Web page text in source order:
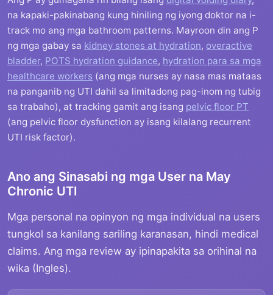
na kapaki-pakinabang kung hiniling ng iyong doktor na i-
track mo ang mga bathroom patterns. Mayroon din ang P
ng mga gabay sa kidney stones at hydration, overactive
bladder, POTS hydration guidance, hydration para sa mga
healthcare workers (ang mga nurses ay nasa mas mataas
na panganib ng UTI dahil sa limitadong pag-inom ng tubig
sa trabaho), at tracking gamit ang isang pelvic floor PT
(ang pelvic floor dysfunction ay isang kilalang recurrent
UTI risk factor).
Ano ang Sinasabi ng mga User na May
Chronic UTI
Mga personal na opinyon ng mga individual na users
tungkol sa kanilang sariling karanasan, hindi medical
claims. Ang mga review ay ipinapakita sa orihinal na
wika (Ingles).